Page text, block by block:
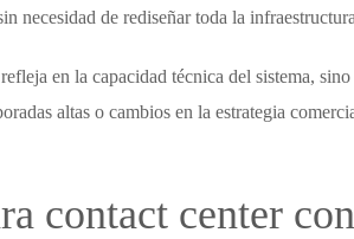
necesidad de rediseñar toda la
en la capacidad técnica del sistema,
altas o cambios en la estrategia
contact center